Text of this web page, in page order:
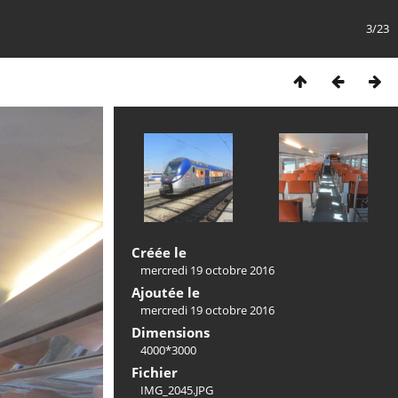
3/23
Créée le
mercredi 19 octobre 2016
Ajoutée le
mercredi 19 octobre 2016
Dimensions
4000*3000
Fichier
IMG_2045.JPG